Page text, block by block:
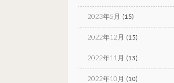
2023年5月 (15)
2022年12月 (15)
2022年11月 (13)
2022年10月 (10)